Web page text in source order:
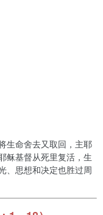
生命舍去又取回，主耶
稣基督从死里复活，生
、思想和决定也胜过周